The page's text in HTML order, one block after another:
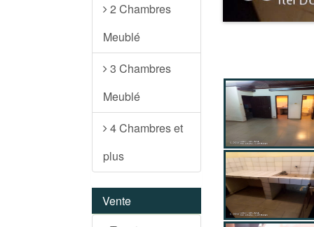
2 Chambres
Meublé
3 Chambres
Meublé
4 Chambres et
plus
Vente